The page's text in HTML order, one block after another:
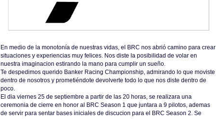
En medio de la monotonía de nuestras vidas, el BRC nos abrió camino para crear
situaciones y experiencias muy felices. Nos diste la posibilidad de volar en
nuestra imaginacion estirando la mano para cumplir un sueño.
Te despedimos querido Banker Racing Championship, admirando lo que moviste
dentro de nosotros y prometiéndote devolverte todo lo que nos diste dentro de
poco.
El dia viernes 25 de septiembre a partir de las 20 horas, se realizara una
ceremonia de cierre en honor al BRC Season 1 que juntara a 9 pilotos, ademas
de servir para sentar bases iniciales de discucion para el BRC Season 2. Se